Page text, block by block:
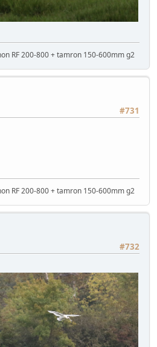
RF 200-800 + tamron 150-600mm g2
#731
RF 200-800 + tamron 150-600mm g2
#732